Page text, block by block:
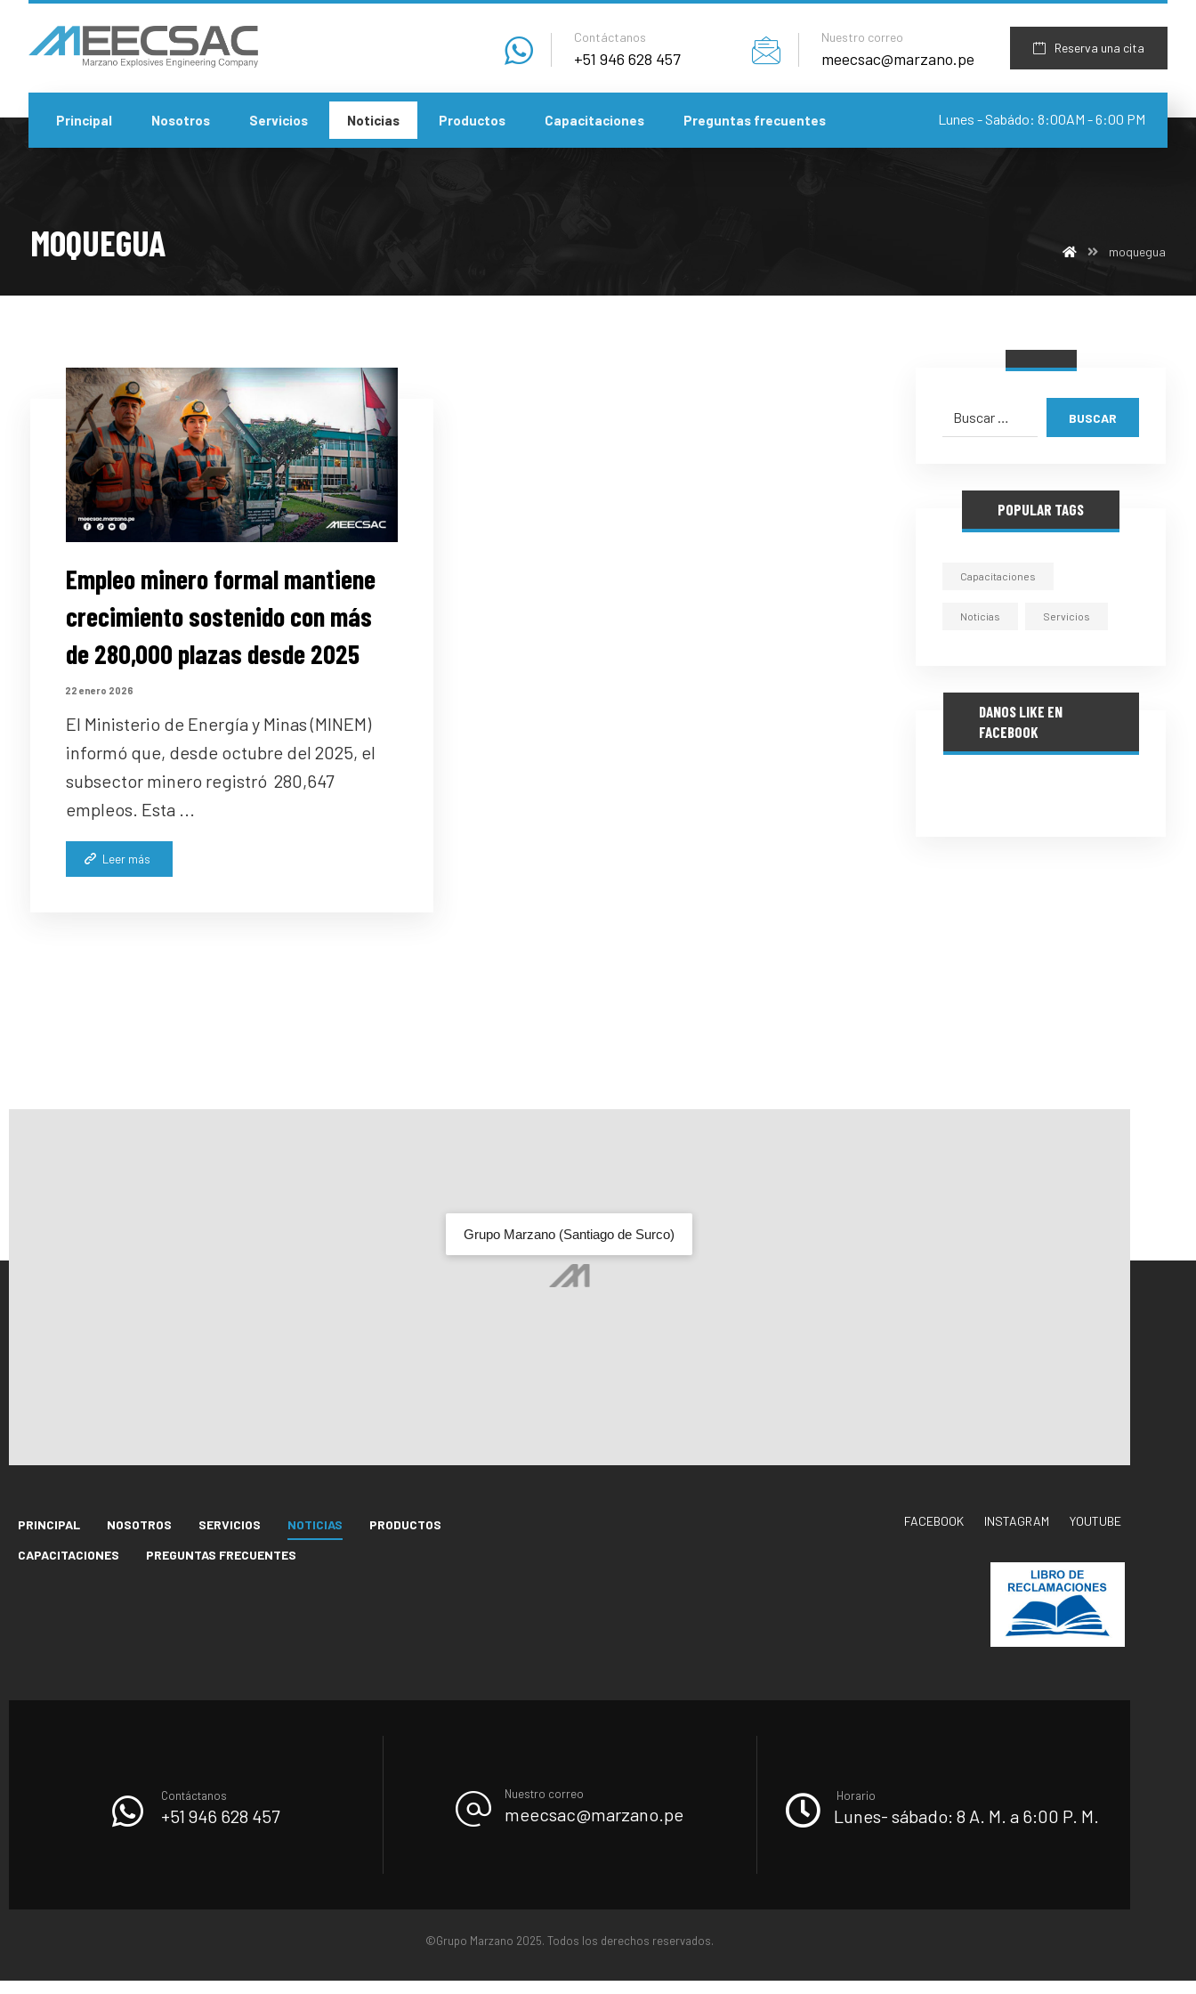
Reserva una cita
Nuestro correo
meecsac@marzano.pe
Contáctanos
+51 946 628 457
Principal Nosotros Servicios Noticias Productos Capacitaciones Preguntas frecuentes Lunes - Sabádo: 8:00AM - 6:00 PM
MOQUEGUA moquegua
Empleo minero formal mantiene
crecimiento sostenido con más
de 280,000 plazas desde 2025
22 enero 2026
El Ministerio de Energía y Minas (MINEM)
informó que, desde octubre del 2025, el
subsector minero registró 280,647
empleos. Esta ...
Leer más
BUSCAR
POPULAR TAGS
Capacitaciones
Noticias Servicios
DANOS LIKE EN
FACEBOOK
Grupo Marzano (Santiago de Surco)
PRINCIPAL NOSOTROS SERVICIOS NOTICIAS
PRODUCTOS
CAPACITACIONES
PREGUNTAS FRECUENTES
FACEBOOK INSTAGRAM YOUTUBE
Contáctanos
+51 946 628 457
Nuestro correo
meecsac@marzano.pe
Horario
Lunes- sábado: 8 A. M. a 6:00 P. M.
©Grupo Marzano 2025. Todos los derechos reservados.